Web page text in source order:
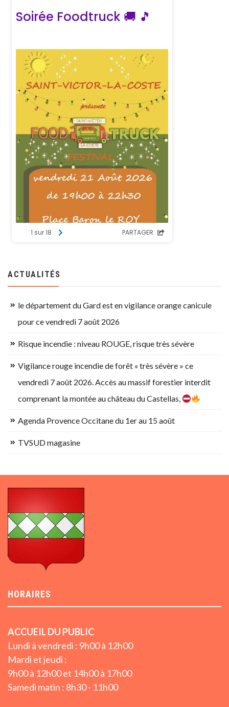
ACTUALITÉS
le département du Gard est en vigilance orange canicule
pour ce vendredi 7 août 2026
Risque incendie : niveau ROUGE, risque très sévère
Vigilance rouge incendie de forêt « très sévère » ce
vendredi 7 août 2026. Accès au massif forestier interdit
comprenant la montée au château du Castellas,
Agenda Provence Occitane du 1er au 15 août
TVSUD magasine
HORAIRES
ACCUEIL DU PUBLIC
Lundi à vendredi : 9h00 à 12h00
Mardi et jeudi :
9h00 à 12h00 et 14h00 à 17h00
Samedi matin : 8h30 - 11h00